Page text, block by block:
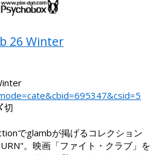
26 Winter
切
でglambが掲げるコレクション
。映画「ファイト・クラブ」を